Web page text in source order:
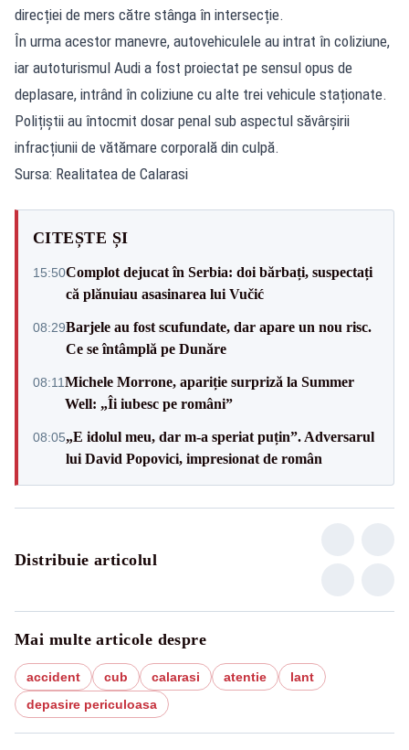
direcției de mers către stânga în intersecție.
În urma acestor manevre, autovehiculele au intrat în coliziune,
iar autoturismul Audi a fost proiectat pe sensul opus de
deplasare, intrând în coliziune cu alte trei vehicule staționate.
Polițiștii au întocmit dosar penal sub aspectul săvârșirii
infracțiunii de vătămare corporală din culpă.
Sursa: Realitatea de Calarasi
CITEȘTE ȘI
15:50Complot dejucat în Serbia: doi bărbați, suspectați
că plănuiau asasinarea lui Vučić
08:29Barjele au fost scufundate, dar apare un nou risc.
Ce se întâmplă pe Dunăre
08:11Michele Morrone, apariție surpriză la Summer
Well: „Îi iubesc pe români”
08:05„E idolul meu, dar m-a speriat puțin”. Adversarul
lui David Popovici, impresionat de român
Distribuie articolul
Mai multe articole despre
accident cub calarasi atentie
lant
depasire periculoasa